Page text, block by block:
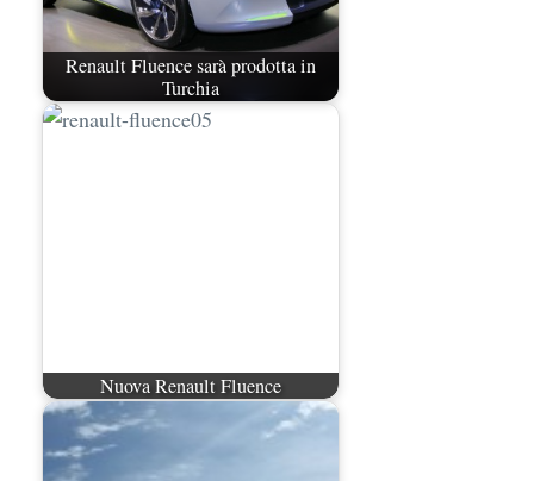
Renault Fluence sarà prodotta in
Turchia
Nuova Renault Fluence